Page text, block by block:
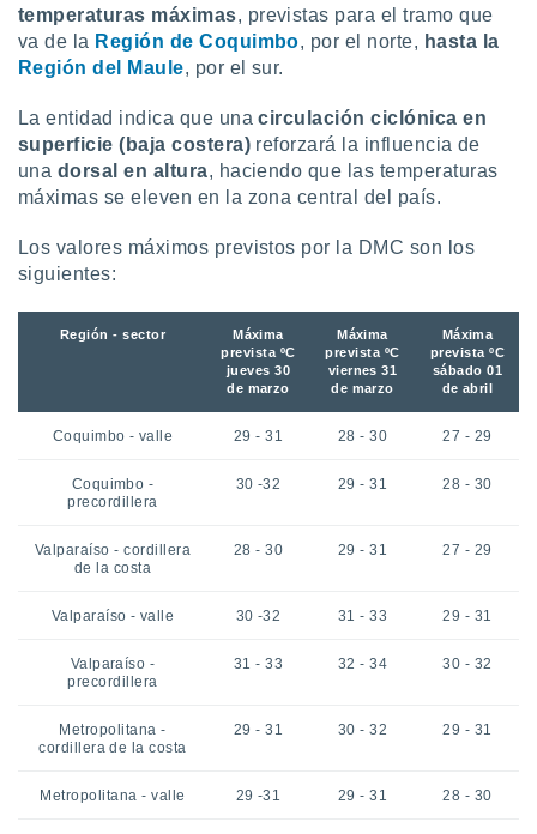
temperaturas máximas, previstas para el tramo que
va de la Región de Coquimbo, por el norte, hasta la
Región del Maule, por el sur.
La entidad indica que unacirculación ciclónica en
superficie (baja costera) reforzará la influencia de
una dorsal en altura, haciendo que las temperaturas
máximas se eleven en la zona central del país.
Los valores máximos previstos por la DMC son los
siguientes:
Región - sector
Máxima
prevista ºC
jueves 30
de marzo
Máxima
prevista ºC
viernes 31
de marzo
Máxima
prevista ºC
sábado 01
de abril
Coquimbo - valle 29 - 31 28 - 30 27 - 29
Coquimbo -
precordillera
30 -32 29 - 31 28 - 30
Valparaíso - cordillera
de la costa
28 - 30 29 - 31 27 - 29
Valparaíso - valle 30 -32 31 - 33 29 - 31
Valparaíso -
precordillera
31 - 33 32 - 34 30 - 32
Metropolitana -
cordillera de la costa
29 - 31 30 - 32 29 - 31
Metropolitana - valle 29 -31 29 - 31 28 - 30